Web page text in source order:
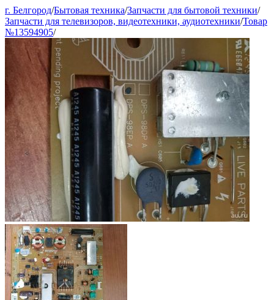
г. Белгород/Бытовая техника/Запчасти для бытовой техники/
Запчасти для телевизоров, видеотехники, аудиотехники/Товар
№13594905/